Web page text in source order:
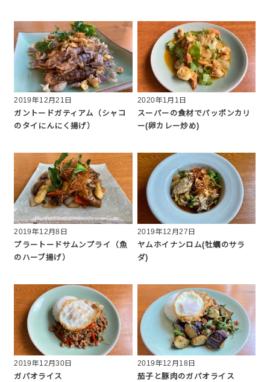
2019年12月21日
ガントードガティアム（シャコ
のタイにんにく揚げ）
2020年1月1日
スーパーの食材でパッポンカリ
ー(卵カレー炒め)
2019年12月8日
プラートードサムンプライ（魚
のハーブ揚げ）
2019年12月27日
ヤムホイナンロム(牡蠣のサラ
ダ)
2019年12月30日
ガパオライス
2019年12月18日
茄子と豚肉のガパオライス